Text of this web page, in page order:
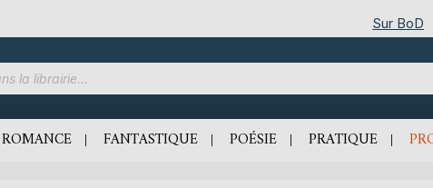
Sur BoD
ROMANCE FANTASTIQUE POÉSIE PRATIQUE